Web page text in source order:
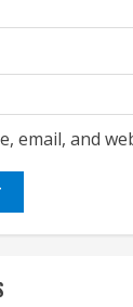
email, and